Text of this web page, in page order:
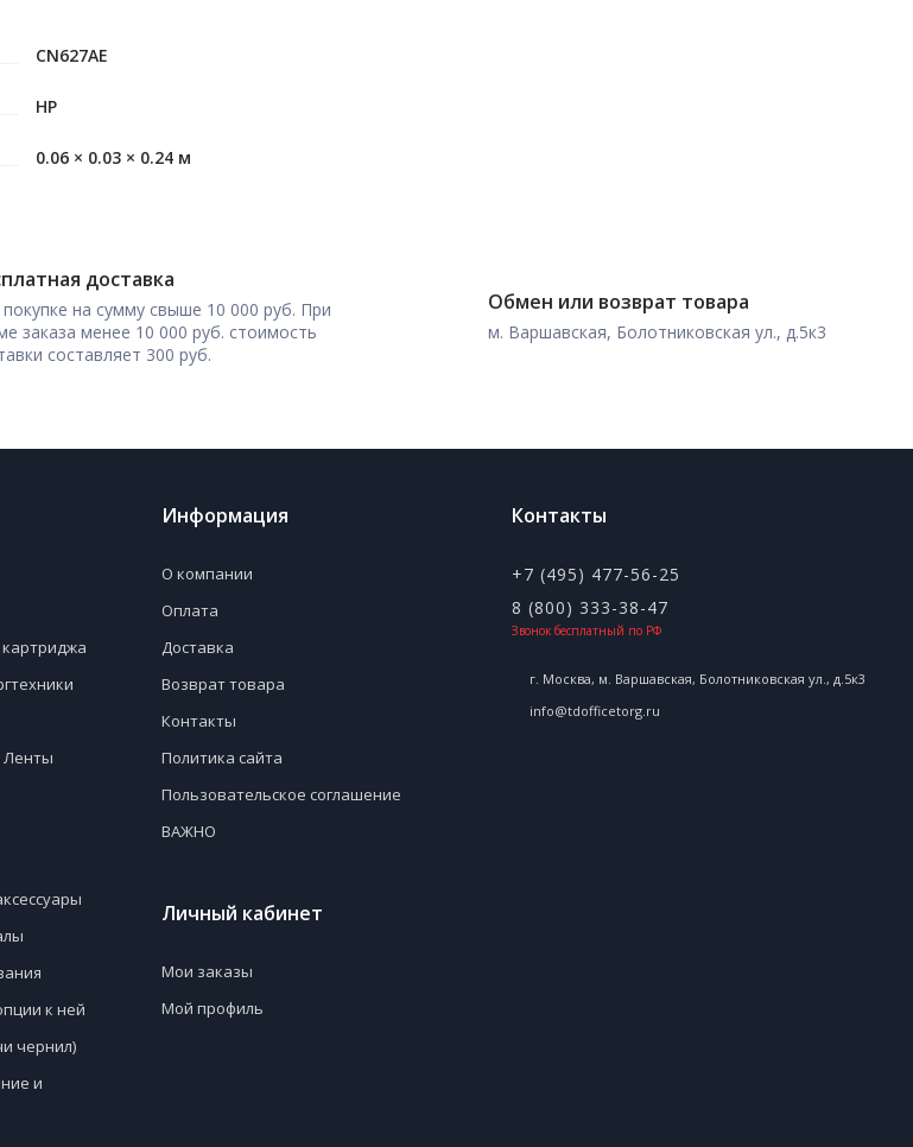
CN627AE
HP
0.06 × 0.03 × 0.24 м
доставка
на сумму свыше 10 000 руб. При
заказа менее 10 000 руб. стоимость
составляет 300 руб.
Обмен или возврат товара
м. Варшавская, Болотниковская ул., д.5к3
картриджа
Ленты
к ней
чернил)
и
Информация
О компании
Оплата
Доставка
Возврат товара
Контакты
Политика сайта
Пользовательское соглашение
ВАЖНО
Личный кабинет
Мои заказы
Мой профиль
Контакты
+7 (495) 477-56-25
8 (800) 333-38-47
Звонок бесплатный по РФ
г. Москва, м. Варшавская, Болотниковская ул., д.5к3
info@tdofficetorg.ru